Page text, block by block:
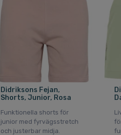
Didriksons Fejan,
Shorts, Junior, Rosa
Funktionella shorts för
junior med fyrvägsstretch
och justerbar midja.